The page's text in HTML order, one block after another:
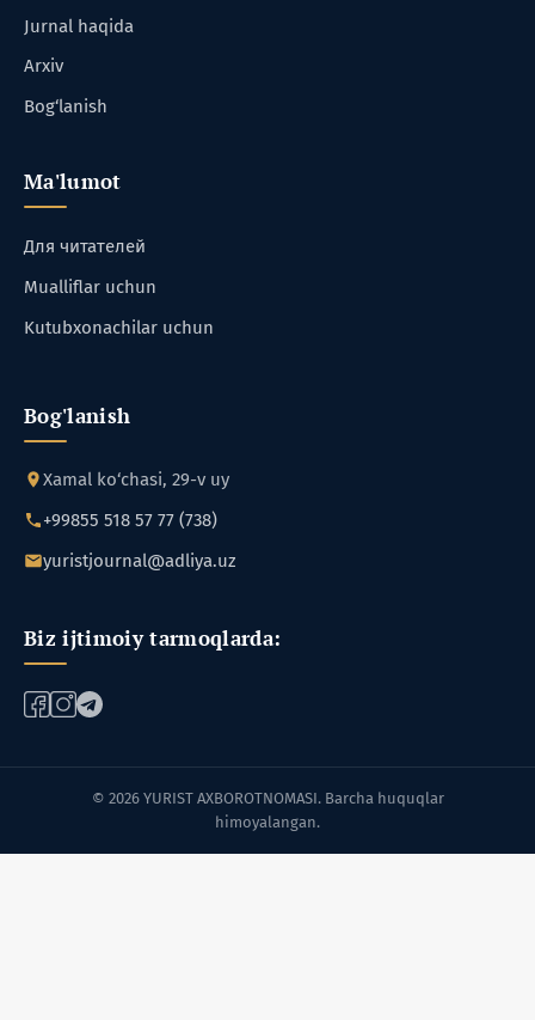
Jurnal haqida
Arxiv
Bog‘lanish
Ma'lumot
Для читателей
Mualliflar uchun
Kutubxonachilar uchun
Bog'lanish
Xamal ko‘chasi, 29-v uy
+99855 518 57 77 (738)
yuristjournal@adliya.uz
Biz ijtimoiy tarmoqlarda:
© 2026 YURIST AXBOROTNOMASI. Barcha huquqlar
himoyalangan.